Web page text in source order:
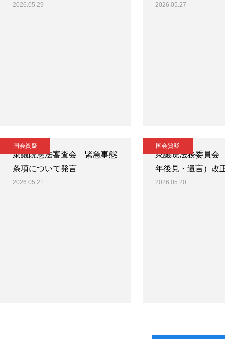
2026.05.29 2026.05.27
国会質疑
衆議院憲法審査会 緊急事態
条項について発言
2026.05.21
国会質疑
衆議院法務委員
年後見・遺言）改
2026.05.20